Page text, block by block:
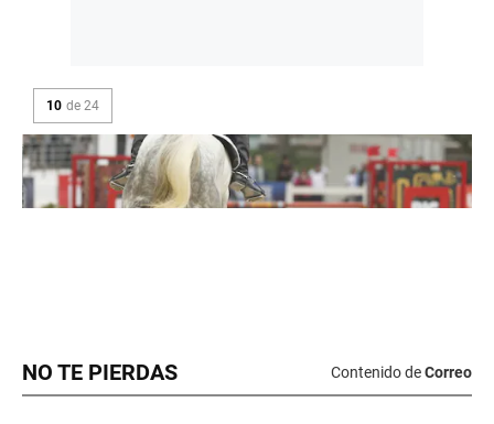
NO TE PIERDAS Contenido deCorreo